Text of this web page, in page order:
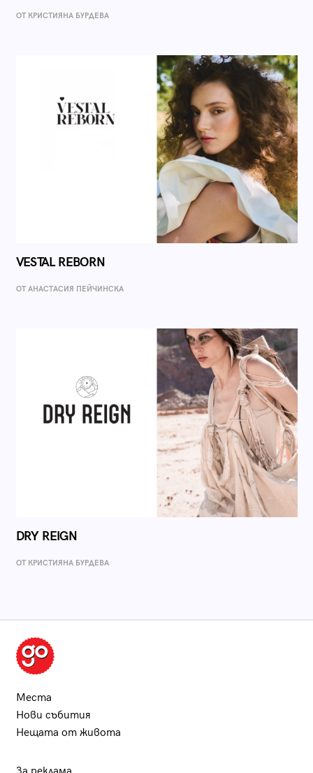
ОТ КРИСТИЯНА БУРДЕВА
VESTAL REBORN
ОТ AНАСТАСИЯ ПЕЙЧИНСКА
DRY REIGN
ОТ КРИСТИЯНА БУРДЕВА
Места
Нови събития
Нещата от живота